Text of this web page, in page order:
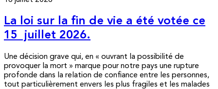
La loi sur la fin de vie a été votée ce
15 juillet 2026.
Une décision grave qui, en « ouvrant la possibilité de
provoquer la mort » marque pour notre pays une rupture
profonde dans la relation de confiance entre les personnes,
tout particulièrement envers les plus fragiles et les malades